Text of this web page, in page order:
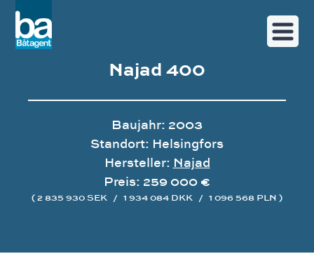
Najad 400
Baujahr: 2003
Standort: Helsingfors
Hersteller: Najad
Preis: 259 000 €
( 2 835 930 SEK / 1 934 084 DKK / 1 096 568 PLN )